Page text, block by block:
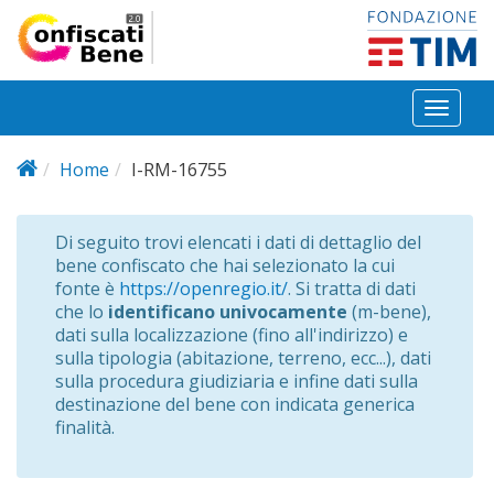
Salta al contenuto principale
Toggle
Home
I-RM-16755
Di seguito trovi elencati i dati di dettaglio del
bene confiscato che hai selezionato la cui
fonte è https://openregio.it/. Si tratta di dati
che lo identificano univocamente (m-bene),
dati sulla localizzazione (fino all'indirizzo) e
sulla tipologia (abitazione, terreno, ecc...), dati
sulla procedura giudiziaria e infine dati sulla
destinazione del bene con indicata generica
finalità.